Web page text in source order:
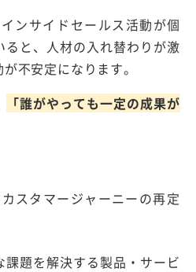
ンサイドセールス活動が個
ると、人材の入れ替わりが激
不安定になります。
「誰がやっても一定の成果が
スタマージャーニーの再定
課題を解決する製品・サービ